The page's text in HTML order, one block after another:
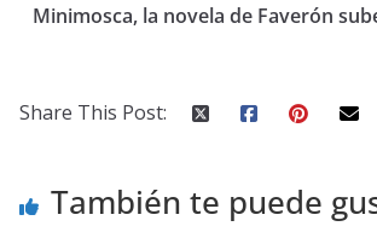
Minimosca, la novela de Faverón
Share This Post:
También te puede